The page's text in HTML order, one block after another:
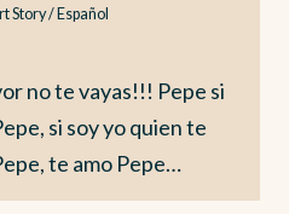
Story / Español
no te vayas!!! Pepe si
si soy yo quien te
te amo Pepe…